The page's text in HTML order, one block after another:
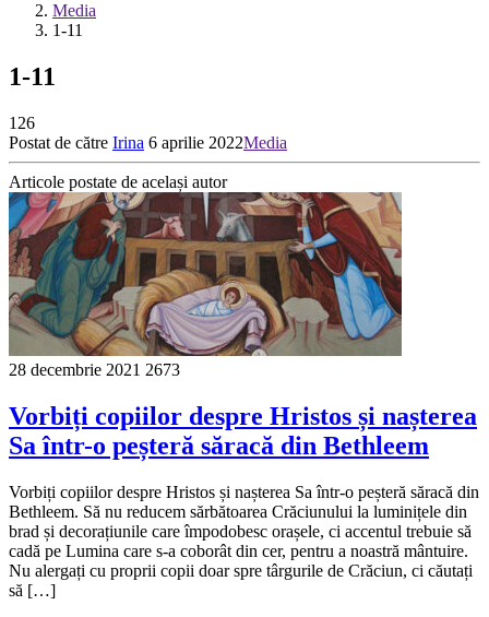
Media
1-11
1-11
126
Postat de către Irina 6 aprilie 2022Media
Articole postate de același autor
28 decembrie 2021 2673
Vorbiți copiilor despre Hristos și nașterea
Sa într-o peșteră săracă din Bethleem
Vorbiți copiilor despre Hristos și nașterea Sa într-o peșteră săracă din
Bethleem. Să nu reducem sărbătoarea Crăciunului la luminițele din
brad și decorațiunile care împodobesc orașele, ci accentul trebuie să
cadă pe Lumina care s-a coborât din cer, pentru a noastră mântuire.
Nu alergați cu proprii copii doar spre târgurile de Crăciun, ci căutați
să […]